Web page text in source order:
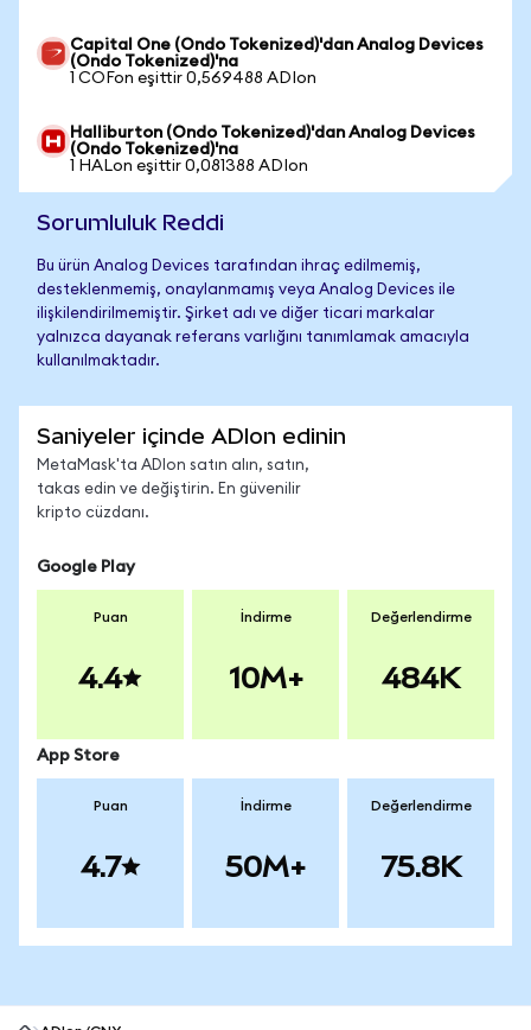
Capital One (Ondo Tokenized)'dan Analog Devices
(Ondo Tokenized)'na
1 COFon eşittir 0,569488 ADIon
Halliburton (Ondo Tokenized)'dan Analog Devices
(Ondo Tokenized)'na
1 HALon eşittir 0,081388 ADIon
Sorumluluk Reddi
Bu ürün Analog Devices tarafından ihraç edilmemiş,
desteklenmemiş, onaylanmamış veya Analog Devices ile
ilişkilendirilmemiştir. Şirket adı ve diğer ticari markalar
yalnızca dayanak referans varlığını tanımlamak amacıyla
kullanılmaktadır.
Saniyeler içinde ADIon edinin
MetaMask'ta ADIon satın alın, satın,
takas edin ve değiştirin. En güvenilir
kripto cüzdanı.
Google Play
Puan
4.4
İndirme
10M+
Değerlendirme
484K
App Store
Puan
4.7
İndirme
50M+
Değerlendirme
75.8K